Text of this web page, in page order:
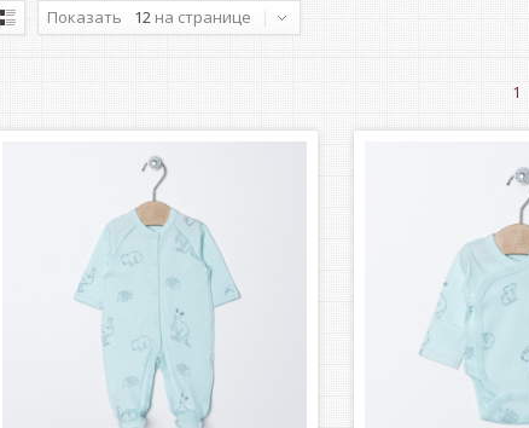
Показать 12 на странице
1